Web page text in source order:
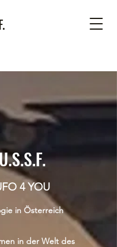
4 YOU
in Österreich
in der Welt des